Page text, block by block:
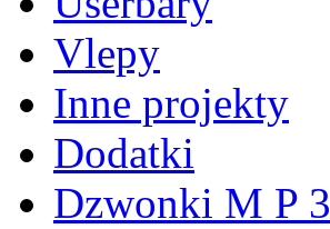
Vlepy
Inne projekty
Dodatki
Dzwonki M P 3